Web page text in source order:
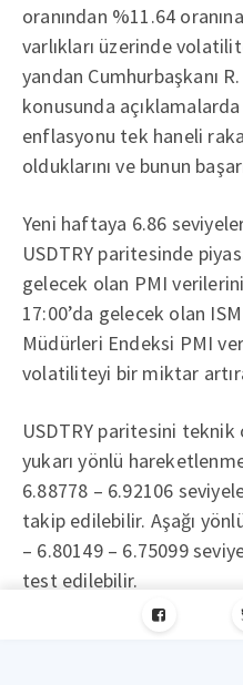
oranından %11.64
varlıkları üzerinde
yandan Cumhurbaşkanı
konusunda
enflasyonu tek haneli
olduklarını ve bunun
Yeni haftaya 6.86
USDTRY paritesinde
gelecek olan PMI
17:00’da gelecek olan
Müdürleri Endeksi PMI
volatiliteyi bir miktar
USDTRY paritesini
yukarı yönlü
6.88778 – 6.92106
takip edilebilir. Aşağı
– 6.80149 – 6.75099
test edilebilir.